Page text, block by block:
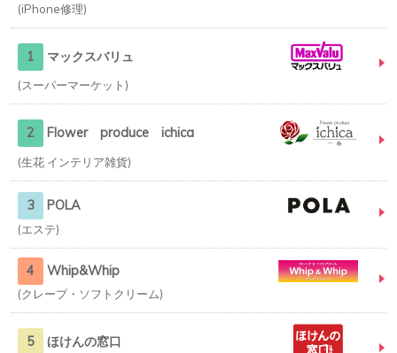
iPhone修理
1 マックスバリュ
スーパーマーケット
2 Flower produce ichica
生花 インテリア雑貨
3 POLA
エステ
4 Whip&Whip
クレープ・ソフトクリーム
5 ほけんの窓口